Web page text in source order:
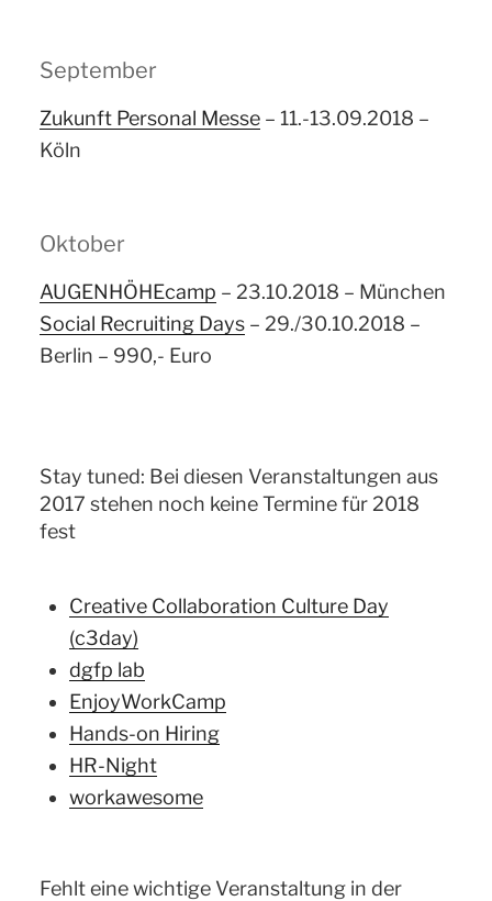
September
Zukunft Personal Messe – 11.-13.09.2018 –
Köln
Oktober
AUGENHÖHEcamp – 23.10.2018 – München
Social Recruiting Days – 29./30.10.2018 –
Berlin – 990,- Euro
Stay tuned: Bei diesen Veranstaltungen aus
2017 stehen noch keine Termine für 2018
fest
Creative Collaboration Culture Day
(c3day)
dgfp lab
EnjoyWorkCamp
Hands-on Hiring
HR-Night
workawesome
Fehlt eine wichtige Veranstaltung in der